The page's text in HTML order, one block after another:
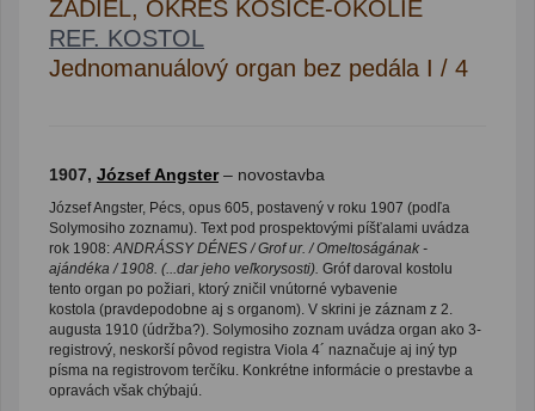
ZÁDIEL, OKRES KOŠICE-OKOLIE
REF. KOSTOL
Jednomanuálový organ bez pedála I / 4
1907, József Angster– novostavba
József Angster, Pécs, opus 605, postavený v roku 1907 (podľa
Solymosiho zoznamu). Text pod prospektovými píšťalami uvádza
rok 1908:ANDRÁSSY DÉNES / Grof ur. / Omeltoságának -
ajándéka / 1908. (...dar jeho veľkorysosti). Gróf daroval kostolu
tento organ po požiari, ktorý zničil vnútorné vybavenie
kostola (pravdepodobne aj s organom). V skrini je záznam z 2.
augusta 1910 (údržba?). Solymosiho zoznam uvádza organ ako 3-
registrový, neskorší pôvod registra Viola 4´ naznačuje aj iný typ
písma na registrovom terčíku. Konkrétne informácie o prestavbe a
opravách však chýbajú.